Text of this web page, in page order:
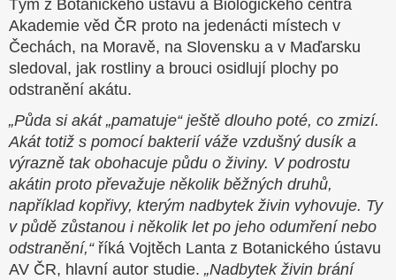
Tým z Botanického ústavu a Biologického centra
Akademie věd ČR proto na jedenácti místech v
Čechách, na Moravě, na Slovensku a v Maďarsku
sledoval, jak rostliny a brouci osidlují plochy po
odstranění akátu.
„Půda si akát „pamatuje“ ještě dlouho poté, co zmizí.
Akát totiž s pomocí bakterií váže vzdušný dusík a
výrazně tak obohacuje půdu o živiny. V podrostu
akátin proto převažuje několik běžných druhů,
například kopřivy, kterým nadbytek živin vyhovuje. Ty
v půdě zůstanou i několik let po jeho odumření nebo
odstranění,“říká Vojtěch Lanta z Botanického ústavu
AV ČR, hlavní autor studie. „Nadbytek živin brání